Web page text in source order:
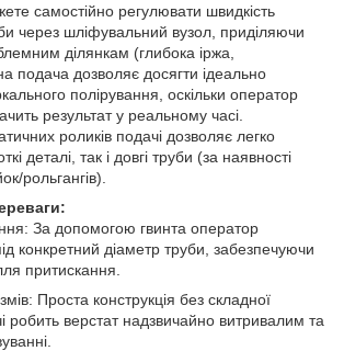
самостійно регулювати швидкість
через шліфувальний вузол, приділяючи
ділянкам (глибока іржа,
подача дозволяє досягти ідеально
полірування, оскільки оператор
результат у реальному часі.
роликів подачі дозволяє легко
деталі, так і довгі труби (за наявності
рольгангів).
За допомогою гвинта оператор
конкретний діаметр труби, забезпечуючи
притискання.
Проста конструкція без складної
робить верстат надзвичайно витривалим та